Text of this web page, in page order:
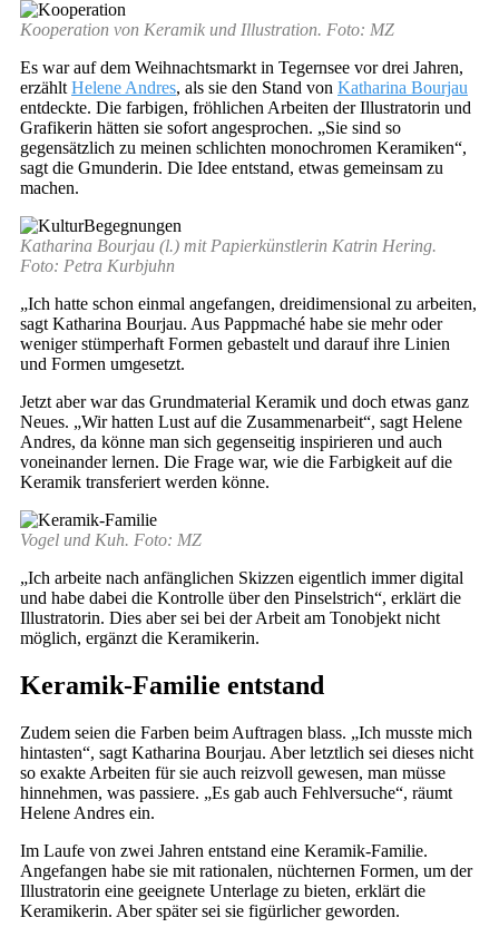
Kooperation von Keramik und Illustration. Foto: MZ
Es war auf dem Weihnachtsmarkt in Tegernsee vor drei Jahren,
erzählt Helene Andres, als sie den Stand von Katharina Bourjau
entdeckte. Die farbigen, fröhlichen Arbeiten der Illustratorin und
Grafikerin hätten sie sofort angesprochen. „Sie sind so
gegensätzlich zu meinen schlichten monochromen Keramiken“,
sagt die Gmunderin. Die Idee entstand, etwas gemeinsam zu
machen.
Katharina Bourjau (l.) mit Papierkünstlerin Katrin Hering.
Foto: Petra Kurbjuhn
„Ich hatte schon einmal angefangen, dreidimensional zu arbeiten,
sagt Katharina Bourjau. Aus Pappmaché habe sie mehr oder
weniger stümperhaft Formen gebastelt und darauf ihre Linien
und Formen umgesetzt.
Jetzt aber war das Grundmaterial Keramik und doch etwas ganz
Neues. „Wir hatten Lust auf die Zusammenarbeit“, sagt Helene
Andres, da könne man sich gegenseitig inspirieren und auch
voneinander lernen. Die Frage war, wie die Farbigkeit auf die
Keramik transferiert werden könne.
Vogel und Kuh. Foto: MZ
„Ich arbeite nach anfänglichen Skizzen eigentlich immer digital
und habe dabei die Kontrolle über den Pinselstrich“, erklärt die
Illustratorin. Dies aber sei bei der Arbeit am Tonobjekt nicht
möglich, ergänzt die Keramikerin.
Keramik-Familie entstand
Zudem seien die Farben beim Auftragen blass. „Ich musste mich
hintasten“, sagt Katharina Bourjau. Aber letztlich sei dieses nicht
so exakte Arbeiten für sie auch reizvoll gewesen, man müsse
hinnehmen, was passiere. „Es gab auch Fehlversuche“, räumt
Helene Andres ein.
Im Laufe von zwei Jahren entstand eine Keramik-Familie.
Angefangen habe sie mit rationalen, nüchternen Formen, um der
Illustratorin eine geeignete Unterlage zu bieten, erklärt die
Keramikerin. Aber später sei sie figürlicher geworden.